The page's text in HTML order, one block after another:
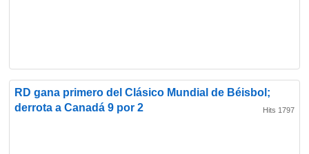
RD gana primero del Clásico Mundial de Béisbol;
derrota a Canadá 9 por 2
Hits 1797